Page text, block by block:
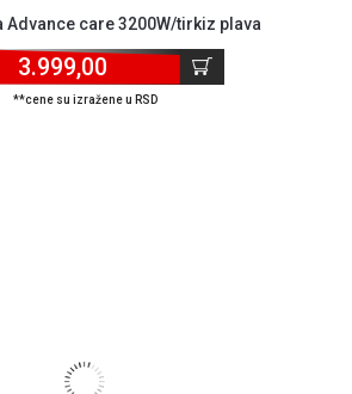
Advance care 3200W/tirkiz plava
3.999,00
**cene su izražene u RSD